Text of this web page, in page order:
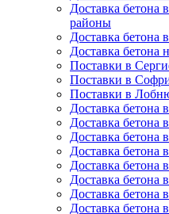
Доставка бетона
районы
Доставка бетона
Доставка бетона
Поставки в
Поставки в
Поставки в
Доставка бетона
Доставка бетона
Доставка бетона
Доставка бетона
Доставка бетона
Доставка бетона
Доставка бетона
Доставка